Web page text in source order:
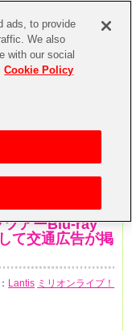
ツアーBlu-ray
て交通広告が掲
Lantis ミリオンライブ！
ads, to provide
We also
with our social
Cookie Policy